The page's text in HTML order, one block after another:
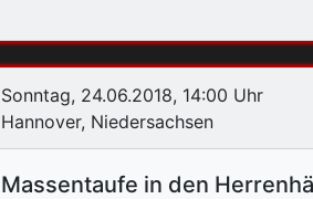
Sonntag, 24.06.2018, 14:00 Uhr
Hannover, Niedersachsen
Massentaufe in den